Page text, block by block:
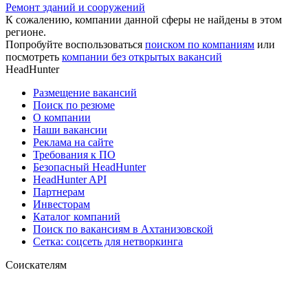
Ремонт зданий и сооружений
К сожалению, компании данной сферы не найдены в этом
регионе.
Попробуйте воспользоваться поиском по компаниям или
посмотреть компании без открытых вакансий
HeadHunter
Размещение вакансий
Поиск по резюме
О компании
Наши вакансии
Реклама на сайте
Требования к ПО
Безопасный HeadHunter
HeadHunter API
Партнерам
Инвесторам
Каталог компаний
Поиск по вакансиям в Ахтанизовской
Сетка: соцсеть для нетворкинга
Соискателям